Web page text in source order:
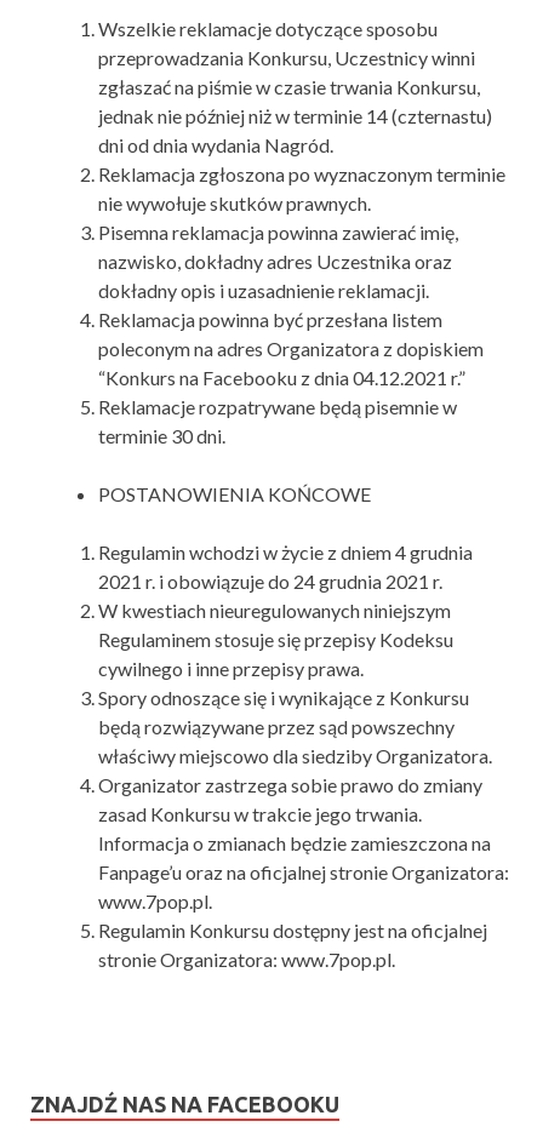
Wszelkie reklamacje dotyczące sposobu
przeprowadzania Konkursu, Uczestnicy winni
zgłaszać na piśmie w czasie trwania Konkursu,
jednak nie później niż w terminie 14 (czternastu)
dni od dnia wydania Nagród.
Reklamacja zgłoszona po wyznaczonym terminie
nie wywołuje skutków prawnych.
Pisemna reklamacja powinna zawierać imię,
nazwisko, dokładny adres Uczestnika oraz
dokładny opis i uzasadnienie reklamacji.
Reklamacja powinna być przesłana listem
poleconym na adres Organizatora z dopiskiem
“Konkurs na Facebooku z dnia 04.12.2021 r.”
Reklamacje rozpatrywane będą pisemnie w
terminie 30 dni.
POSTANOWIENIA KOŃCOWE
Regulamin wchodzi w życie z dniem 4 grudnia
2021 r. i obowiązuje do 24 grudnia 2021 r.
W kwestiach nieuregulowanych niniejszym
Regulaminem stosuje się przepisy Kodeksu
cywilnego i inne przepisy prawa.
Spory odnoszące się i wynikające z Konkursu
będą rozwiązywane przez sąd powszechny
właściwy miejscowo dla siedziby Organizatora.
Organizator zastrzega sobie prawo do zmiany
zasad Konkursu w trakcie jego trwania.
Informacja o zmianach będzie zamieszczona na
Fanpage’u oraz na oficjalnej stronie Organizatora:
www.7pop.pl.
Regulamin Konkursu dostępny jest na oficjalnej
stronie Organizatora: www.7pop.pl.
ZNAJDŹ NAS NA FACEBOOKU